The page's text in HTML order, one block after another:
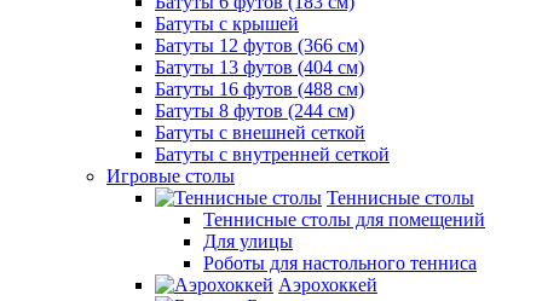
Батуты с крышей
Батуты 12 футов (366 см)
Батуты 13 футов (404 см)
Батуты 16 футов (488 см)
Батуты 8 футов (244 см)
Батуты с внешней сеткой
Батуты с внутренней сеткой
Игровые столы
Теннисные столы
Теннисные столы для помещений
Для улицы
Роботы для настольного тенниса
Аэрохоккей